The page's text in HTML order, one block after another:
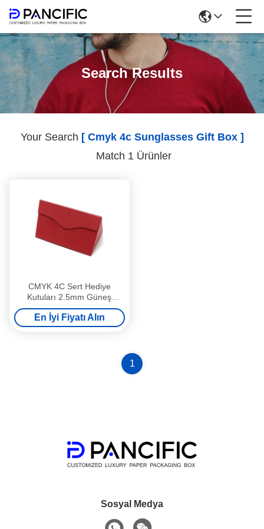
Search Results
Your Search [ Cmyk 4c Sunglasses Gift Box ]
Match 1 Ürünler
CMYK 4C Sert Hediye
Kutuları 2.5mm Güneş
Gözlüğü Hediye Kutusu Mat
UV
En İyi Fiyatı Alın
1
Sosyal Medya